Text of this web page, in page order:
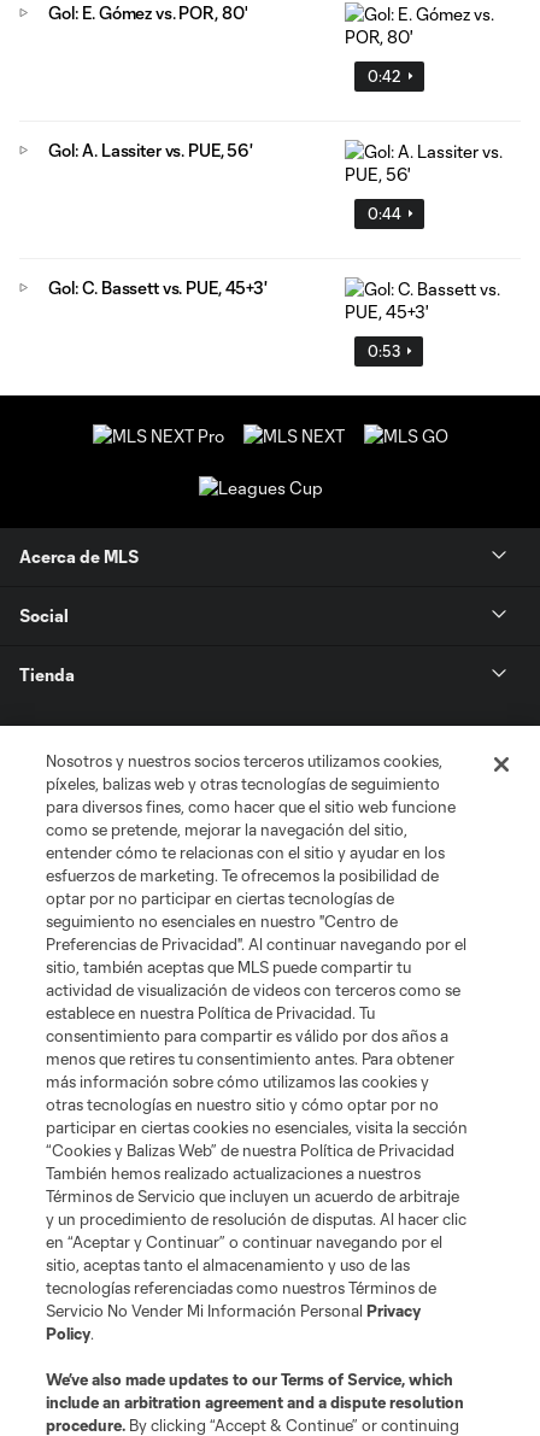
0:42
Gol: E. Gómez vs. POR, 80'
0:44
Gol: A. Lassiter vs. PUE, 56'
0:53
Gol: C. Bassett vs. PUE, 45+3'
Acerca de MLS
Social
Tienda
Club Sites
Términos de servicio Política de privacidad
No vender mi información
Cookies Settings
©2026 MLS. El nombre y escudo de la Major League Soccer y MLS son
marcas registradas de League Soccer, L.L.C. (“MLS”). Los nombres y logos
de los equipos de la MLS están registrados y son marcas bajo ley común
de la MLS o son usadas con el permiso de sus propietarios. Uso
desautorizado está prohibido.
Nosotros y nuestros socios terceros utilizamos cookies,
píxeles, balizas web y otras tecnologías de seguimiento
para diversos fines, como hacer que el sitio web funcione
como se pretende, mejorar la navegación del sitio,
entender cómo te relacionas con el sitio y ayudar en los
esfuerzos de marketing. Te ofrecemos la posibilidad de
optar por no participar en ciertas tecnologías de
seguimiento no esenciales en nuestro "Centro de
Preferencias de Privacidad". Al continuar navegando por el
sitio, también aceptas que MLS puede compartir tu
actividad de visualización de videos con terceros como se
establece en nuestra Política de Privacidad. Tu
consentimiento para compartir es válido por dos años a
menos que retires tu consentimiento antes. Para obtener
más información sobre cómo utilizamos las cookies y
otras tecnologías en nuestro sitio y cómo optar por no
participar en ciertas cookies no esenciales, visita la sección
“Cookies y Balizas Web” de nuestra Política de Privacidad
También hemos realizado actualizaciones a nuestros
Términos de Servicio que incluyen un acuerdo de arbitraje
y un procedimiento de resolución de disputas. Al hacer clic
en “Aceptar y Continuar” o continuar navegando por el
sitio, aceptas tanto el almacenamiento y uso de las
tecnologías referenciadas como nuestros Términos de
Servicio No Vender Mi Información PersonalPrivacy
Policy.
We’ve also made updates to ourTerms of Service, which
include an arbitration agreement and a dispute resolution
procedure. By clicking “Accept & Continue” or continuing